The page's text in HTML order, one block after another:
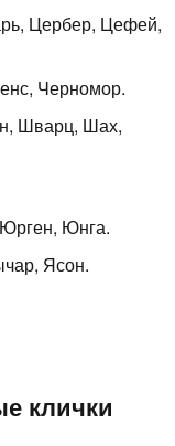
Цербер, Цефей,
Черномор.
Шварц, Шах,
Юнга.
Ясон.
клички